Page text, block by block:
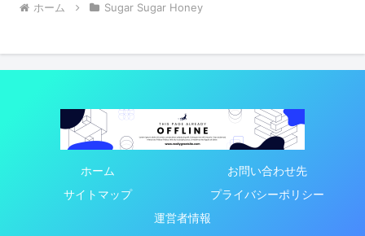
ホーム Sugar Sugar Honey
ホーム
お問い合わせ先
サイトマップ
プライバシーポリシー
運営者情報